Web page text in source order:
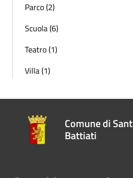
Parco (2)
Scuola (6)
Teatro (1)
Villa (1)
Comune di
Battiati